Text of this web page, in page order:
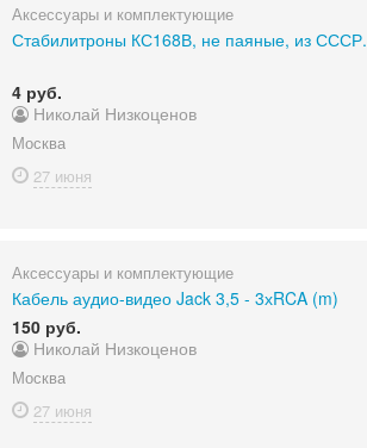
Аксессуары и комплектующие
Стабилитроны КС168В, не паяные, из СССР.
4 руб.
Николай Низкоценов
Москва
27 июня
Аксессуары и комплектующие
Кабель аудио-видео Jack 3,5 - 3хRCA (m)
150 руб.
Николай Низкоценов
Москва
27 июня